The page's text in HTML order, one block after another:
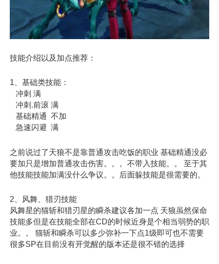
技能介绍以及加点推荐：
1、基础类技能：
冲刺 满
冲刺.前滚 满
基础精通 不加
急速闪避 满
之前说过了天狼不是靠普通攻击吃饭的职业 基础精通没必
要加只是增加普通攻击伤害。。。不带入技能。。 至于其
他技能技能加满没什么争议。。后面躲技能是很需要的。
2、风舞、猎刃技能
风舞星的猫斩和猎刃星的瞬杀建议各加一点 天狼虽然保命
技能多但是在技能全部在CD的时候近身是个相当弱势的职
业。。 猫斩和瞬杀可以多少弥补一下点1级即可也不需要
很多SP在目前没有开觉醒的版本还是很不错的选择